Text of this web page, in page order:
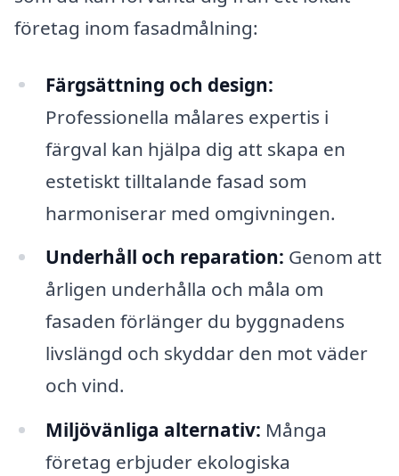
företag inom fasadmålning:
Färgsättning och design:
Professionella målares expertis i
färgval kan hjälpa dig att skapa en
estetiskt tilltalande fasad som
harmoniserar med omgivningen.
Underhåll och reparation: Genom att
årligen underhålla och måla om
fasaden förlänger du byggnadens
livslängd och skyddar den mot väder
och vind.
Miljövänliga alternativ: Många
företag erbjuder ekologiska